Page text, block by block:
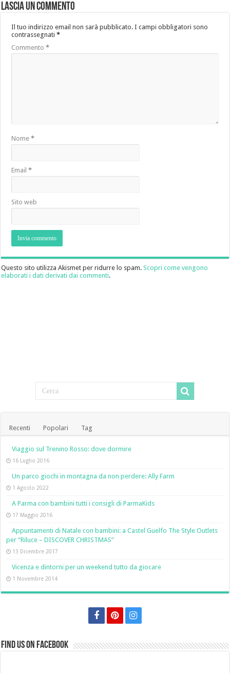
Lascia un commento
Il tuo indirizzo email non sarà pubblicato. I campi obbligatori sono
contrassegnati*
Commento*
Nome*
Email*
Sito web
Questo sito utilizza Akismet per ridurre lo spam.Scopri come vengono
elaborati i dati derivati dai commenti.
Recenti Popolari Tag
Viaggio sul Trenino Rosso: dove dormire
16 Luglio 2016
Un parco giochi in montagna da non perdere: Ally Farm
1 Agosto 2022
A Parma con bambini tutti i consigli di ParmaKids
17 Maggio 2016
Appuntamenti di Natale con bambini: a Castel Guelfo The Style Outlets
per “Riluce – DISCOVER CHRISTMAS”
13 Dicembre 2017
Vicenza e dintorni per un weekend tutto da giocare
1 Novembre 2014
Find us on Facebook